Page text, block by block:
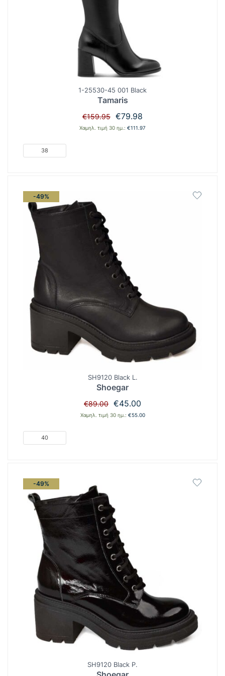
1-25530-45 001 Black
Tamaris
€159.95 Original
price
€79.98
τρέχουσα
Χαμηλ. τιμή 30 ημ.: €111.97
38
-49%
SH9120 Black L.
Shoegar
€89.00 Original
price
€45.00
τρέχουσα
Χαμηλ. τιμή 30 ημ.: €55.00
40
-49%
SH9120 Black P.